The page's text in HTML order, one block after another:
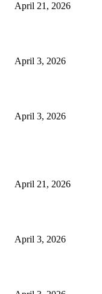
April 21, 2026
April 3, 2026
April 3, 2026
April 21, 2026
April 3, 2026